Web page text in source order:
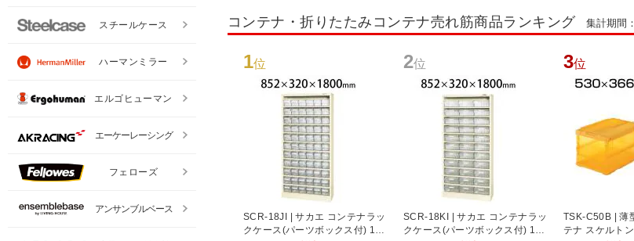
コンテナ・折りたたみコンテナ売れ筋商品ランキング 集計期間
1位
SCR-18JI | サカエ コンテナラッ
クケース(パーツボックス付) 11
2位
SCR-18KI | サカエ コンテナラッ
クケース(パーツボックス付) 11
3位
TSK-C50B | 薄
テナ スケルト
スチールケース
ハーマンミラー
エルゴヒューマン
エーケーレーシング
フェローズ
アンサンブルベース